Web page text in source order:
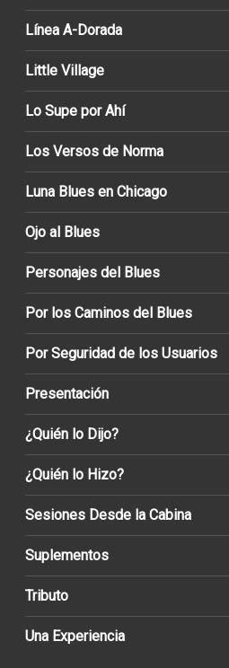
Línea A-Dorada
Little Village
Lo Supe por Ahí
Los Versos de Norma
Luna Blues en Chicago
Ojo al Blues
Personajes del Blues
Por los Caminos del Blues
Por Seguridad de los Usuarios
Presentación
¿Quién lo Dijo?
¿Quién lo Hizo?
Sesiones Desde la Cabina
Suplementos
Tributo
Una Experiencia